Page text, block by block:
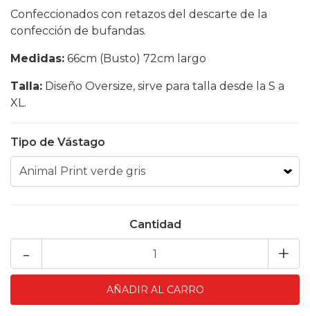
Confeccionados con retazos del descarte de la
confección de bufandas.
Medidas: 66cm (Busto) 72cm largo
Talla: Diseño Oversize, sirve para talla desde la S a
XL.
Tipo de Vástago
Cantidad
+
-